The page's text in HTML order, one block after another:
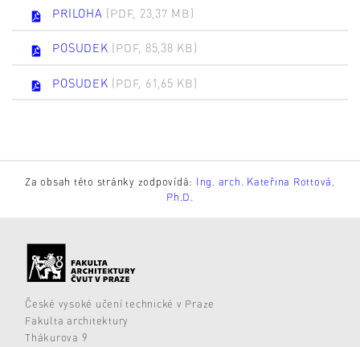
PRILOHA (PDF, 23,37 MB)
POSUDEK (PDF, 85,38 KB)
POSUDEK (PDF, 61,65 KB)
Za obsah této stránky zodpovídá: Ing. arch. Kateřina Rottová,
Ph.D.
České vysoké učení technické v Praze
Fakulta architektury
Thákurova 9